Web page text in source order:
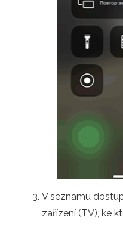
V seznamu
zařízení (TV), ke